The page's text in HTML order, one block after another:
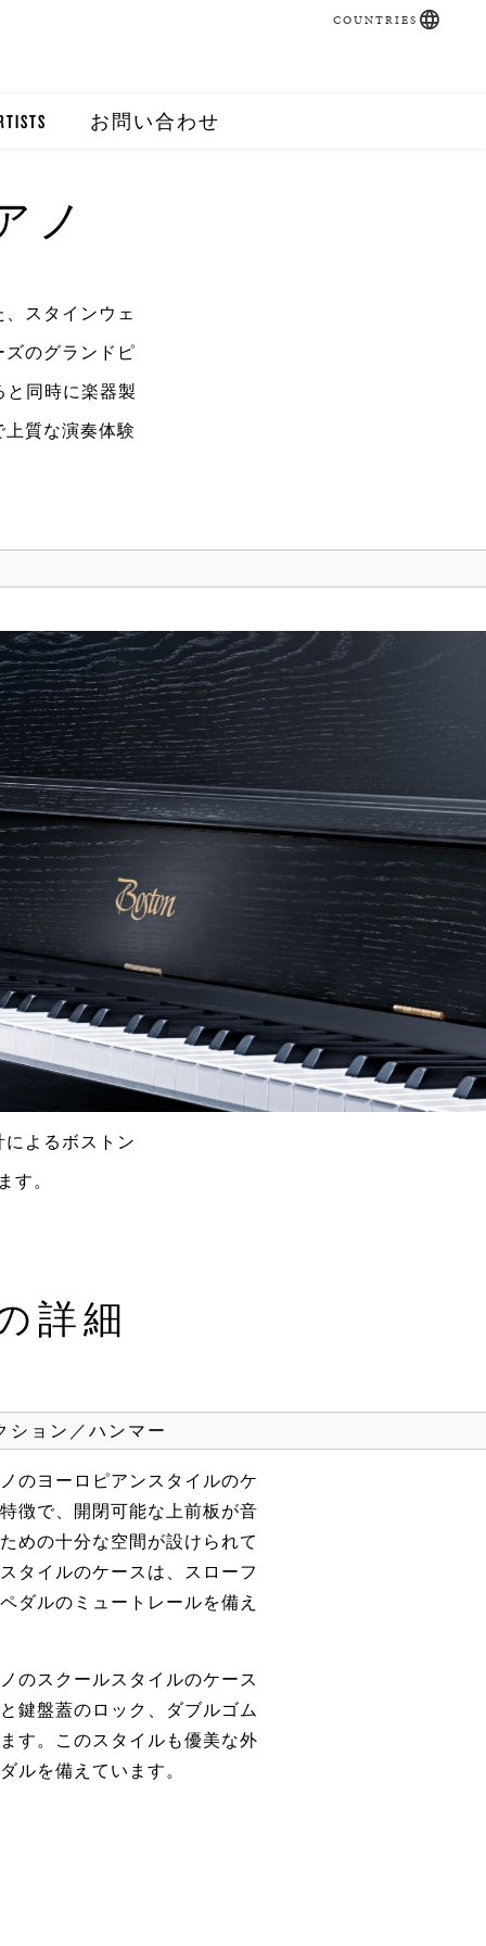
お問い合わせ
COUNTRIES
ノ
スタインウェ
のグランドピ
同時に楽器製
質な演奏体験
よるボストン
。
詳細
ション／ハンマー
のヨーロピアンスタイルのケ
徴で、開閉可能な上前板が音
めの十分な空間が設けられて
タイルのケースは、スローフ
ダルのミュートレールを備え
のスクールスタイルのケース
鍵盤蓋のロック、ダブルゴム
す。このスタイルも優美な外
ルを備えています。